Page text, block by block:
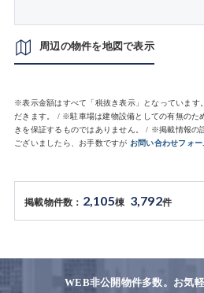
周辺の物件を地図で表示
※表示金額はすべて「税抜き表示」となっていま
だきます。 / ※駐車場は建物設備としての有無のた
きを保証するものではありません。 / ※掲載情報の
ございましたら、お手数ですが お問い合わせフォー
掲載物件数： 2,105棟 3,792件
WEB非公開物件多数。お気